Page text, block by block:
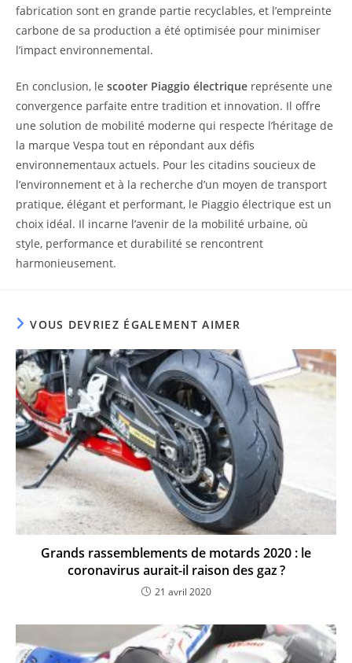
fabrication sont en grande partie recyclables, et l’empreinte
carbone de sa production a été optimisée pour minimiser
l’impact environnemental.
En conclusion, le scooter Piaggio électrique représente une
convergence parfaite entre tradition et innovation. Il offre
une solution de mobilité moderne qui respecte l’héritage de
la marque Vespa tout en répondant aux défis
environnementaux actuels. Pour les citadins soucieux de
l’environnement et à la recherche d’un moyen de transport
pratique, élégant et performant, le Piaggio électrique est un
choix idéal. Il incarne l’avenir de la mobilité urbaine, où
style, performance et durabilité se rencontrent
harmonieusement.
VOUS DEVRIEZ ÉGALEMENT AIMER
Grands rassemblements de motards 2020 : le
coronavirus aurait-il raison des gaz ?
21 avril 2020